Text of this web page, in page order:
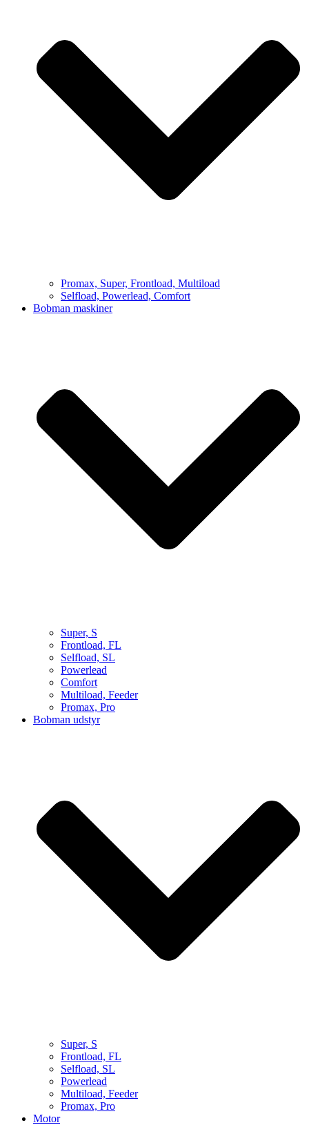
Promax, Super, Frontload, Multiload
Selfload, Powerlead, Comfort
Bobman maskiner
Super, S
Frontload, FL
Selfload, SL
Powerlead
Comfort
Multiload, Feeder
Promax, Pro
Bobman udstyr
Super, S
Frontload, FL
Selfload, SL
Powerlead
Multiload, Feeder
Promax, Pro
Motor